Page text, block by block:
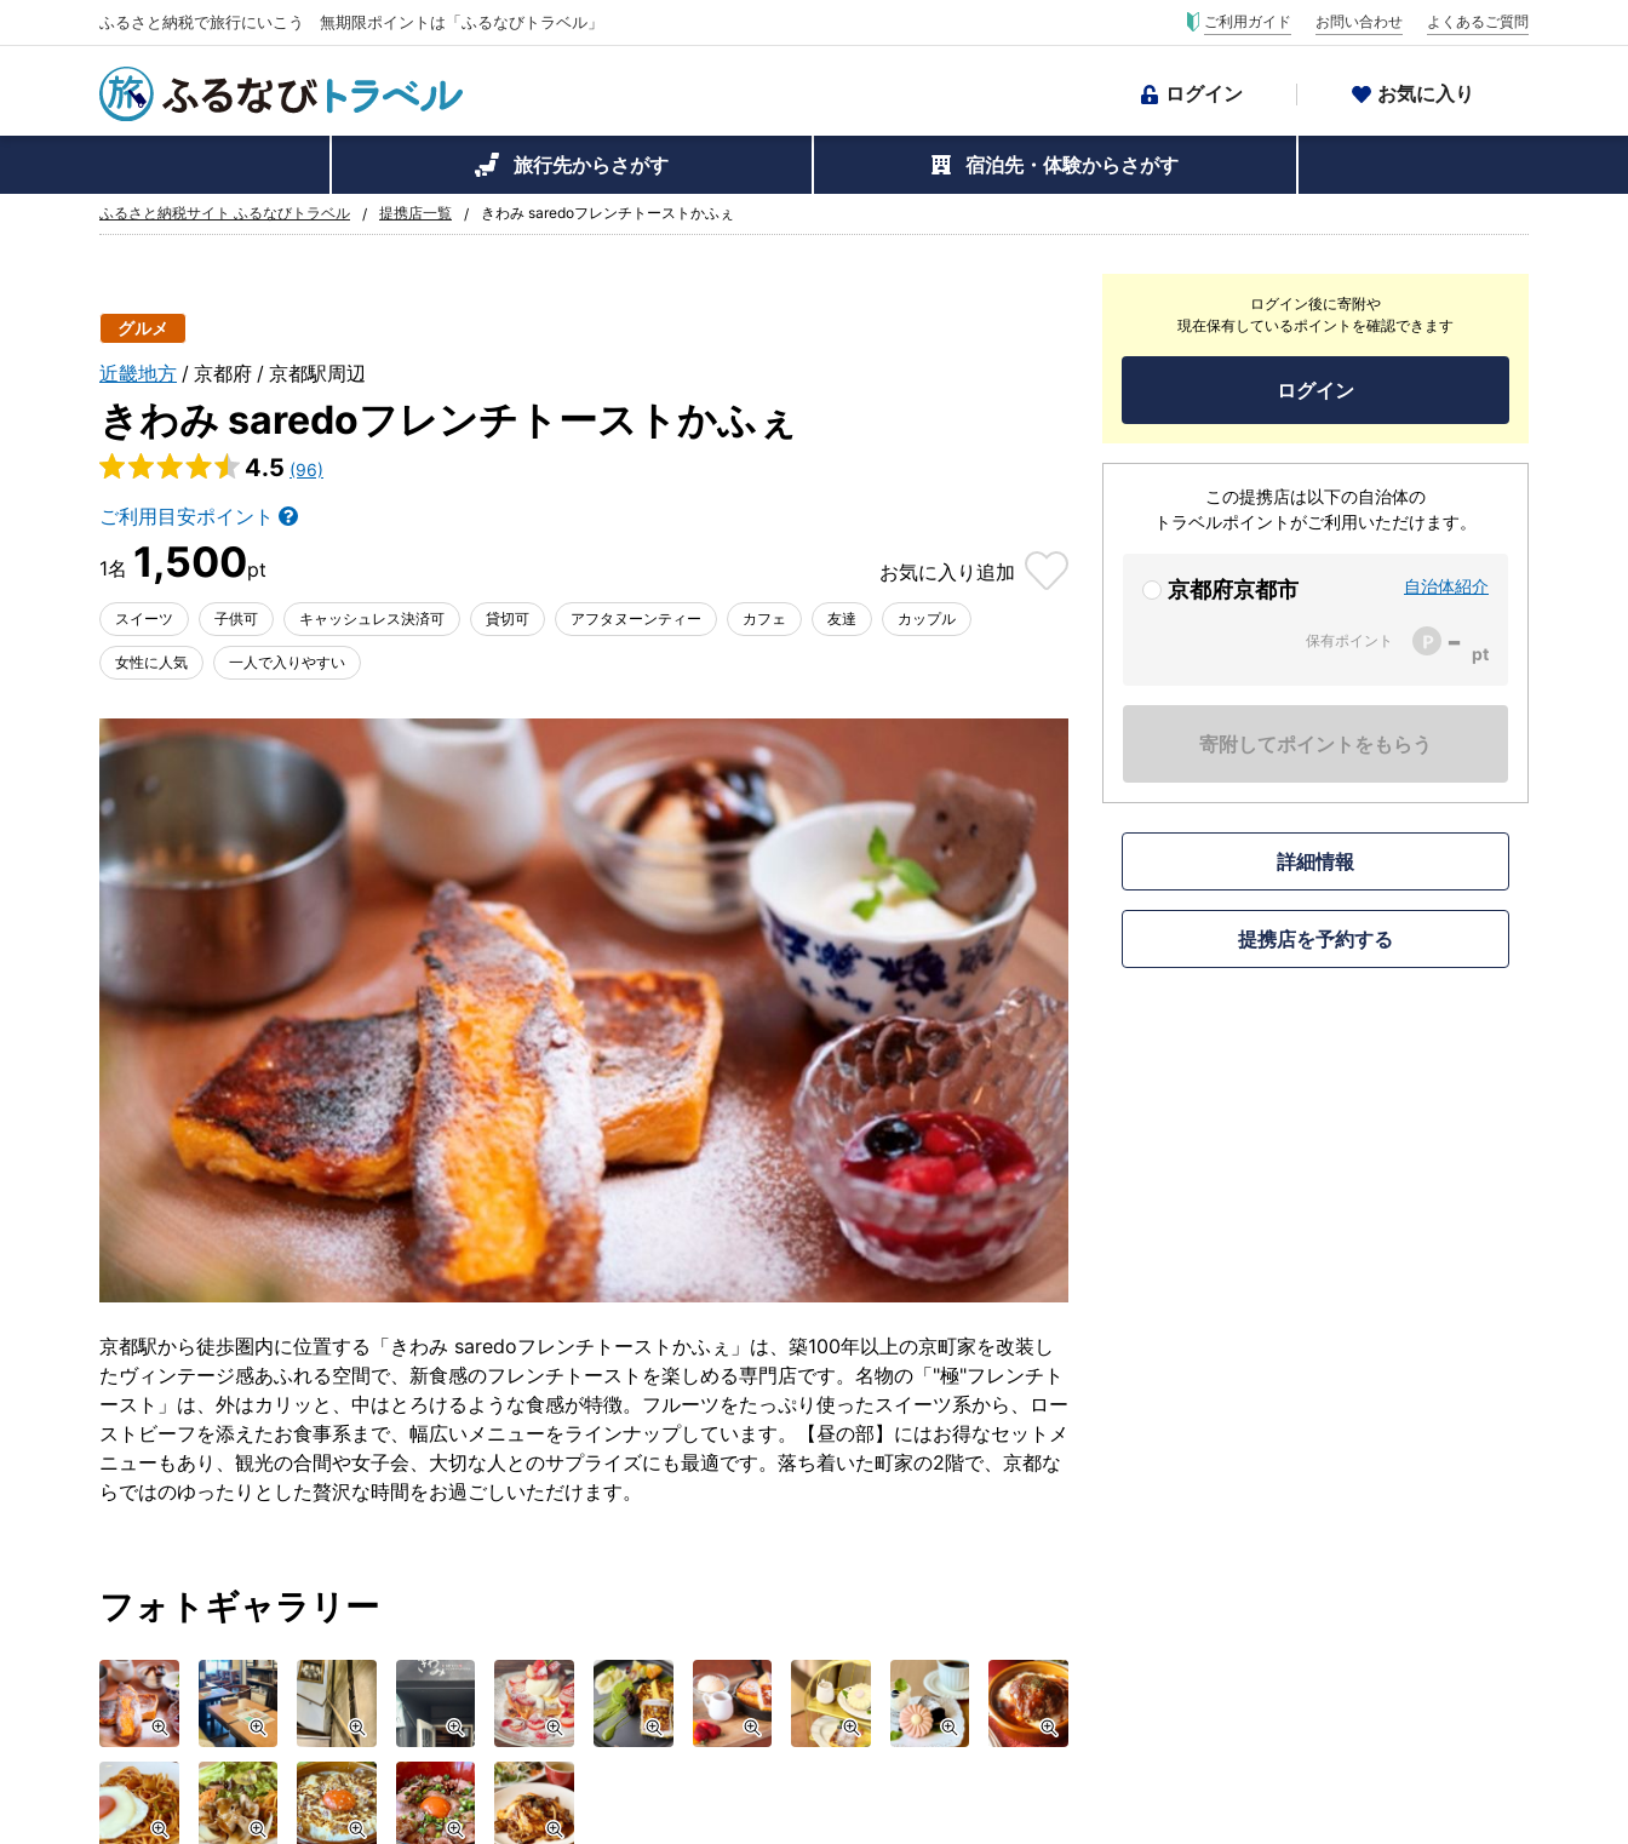
ふるさと納税で旅行にいこう 無期限ポイントは「ふるなびトラベル」 ご利用ガイド お問い合わせ よくあるご質問
ログイン お気に入り
旅行先からさがす 宿泊先・体験からさがす
ふるさと納税サイト ふるなびトラベル 提携店一覧 きわみ saredoフレンチトーストかふぇ
グルメ
近畿地方 京都府 京都駅周辺
きわみ saredoフレンチトーストかふぇ
4.5 (96)
ご利用目安ポイント
1,500 お気に入り 追加
スイーツ 子供可 キャッシュレス決済可 貸切可 アフタヌーンティー カフェ 友達 カップル
女性に人気 一人で入りやすい
ログイン後に寄附や
現在保有しているポイントを確認できます
ログイン
この提携店は以下の自治体の
トラベルポイントがご利用いただけます。
京都府京都市 自治体紹介
保有ポイント -
寄附してポイントをもらう
詳細情報
提携店を予約する
京都駅から徒歩圏内に位置する「きわみ saredoフレンチトーストかふぇ」は、築100年以上の京町家を改装し
たヴィンテージ感あふれる空間で、新食感のフレンチトーストを楽しめる専門店です。名物の「"極"フレンチト
ースト」は、外はカリッと、中はとろけるような食感が特徴。フルーツをたっぷり使ったスイーツ系から、ロー
ストビーフを添えたお食事系まで、幅広いメニューをラインナップしています。【昼の部】にはお得なセットメ
ニューもあり、観光の合間や女子会、大切な人とのサプライズにも最適です。落ち着いた町家の2階で、京都な
らではのゆったりとした贅沢な時間をお過ごしいただけます。
フォトギャラリー